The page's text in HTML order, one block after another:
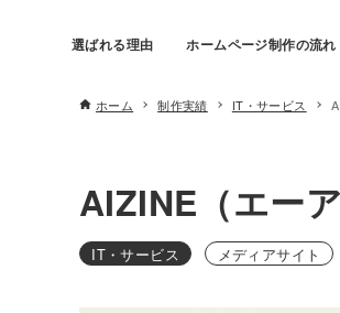
選ばれる理由 ホームページ制作の流れ
ホーム 制作実績 IT・サービス
AIZINE（エー
IT・サービス メディアサイト